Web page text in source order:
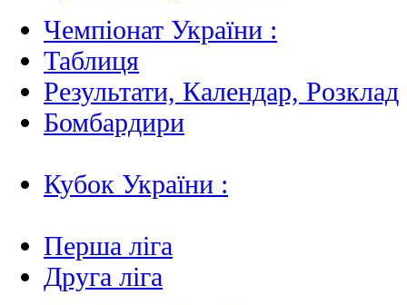
Чемпіонат України :
Таблиця
Результати, Календар, Poзклад
Бомбардири
Кубок України :
Перша ліга
Друга ліга